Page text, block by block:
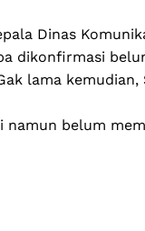
Dinas
dikonfirmasi
lama kemudian,
belum